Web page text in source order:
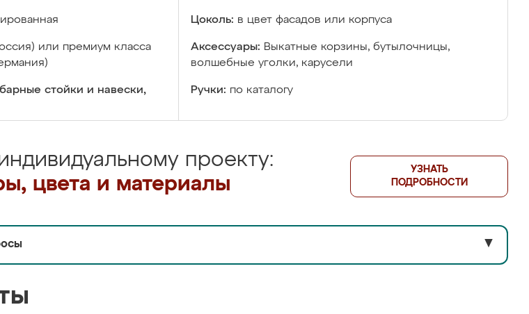
Цоколь: в цвет фасадов или корпуса
или премиум класса
Аксессуары: Выкатные корзины, бутылочницы,
волшебные уголки, карусели
стойки и навески,
Ручки: по каталогу
проекту:
цвета и материалы
УЗНАТЬ
ПОДРОБНОСТИ
▼